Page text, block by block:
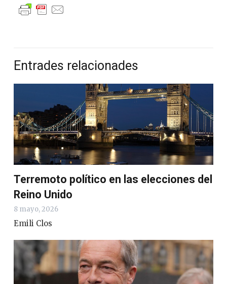
Entrades relacionades
Terremoto político en las elecciones del
Reino Unido
8 mayo, 2026
Emili Clos